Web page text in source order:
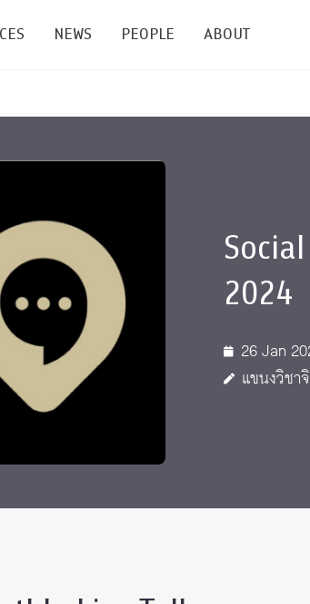
and PhD
& Symposium
Stats Clinic
Center
Center for Effective Organization
Di
Radio
NEWS
Events & Announcement
Workshops
Jobs
PEOPLE
Staffs
Management
ABOUT
Giving
Annual
Contact
Intranet
2024
26 Jan
แขนงวิชา